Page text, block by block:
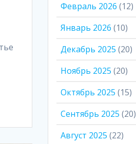
Февраль 2026 (12)
Январь 2026 (10)
Декабрь 2025 (20)
Ноябрь 2025 (20)
Октябрь 2025 (15)
Сентябрь 2025 (20)
Август 2025 (22)